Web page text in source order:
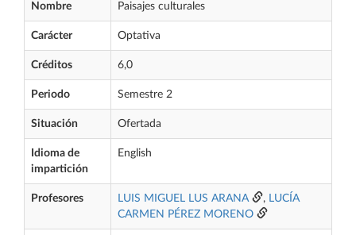
Nombre Paisajes culturales
Carácter Optativa
Créditos 6,0
Periodo Semestre 2
Situación Ofertada
Idioma de
impartición
English
Profesores LUIS MIGUEL LUS ARANA , LUCÍA
CARMEN PÉREZ MORENO